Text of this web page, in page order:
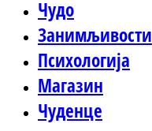
Чудо
Занимљивости
Психологија
Магазин
Чуденце